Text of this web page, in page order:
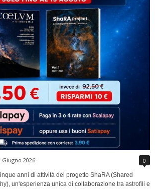
Giugno 2026 0
anni di attività del progetto ShaRA (Shared
un'esperienza unica di collaborazione tra astrofili e